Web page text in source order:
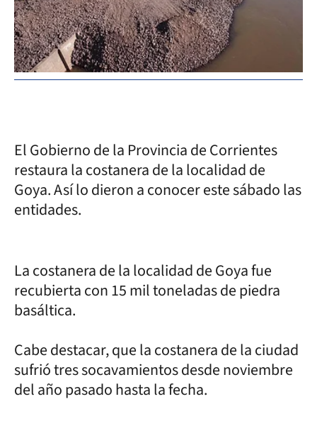
El Gobierno de la Provincia de Corrientes
restaura la costanera de la localidad de
Goya. Así lo dieron a conocer este sábado las
entidades.
La costanera de la localidad de Goya fue
recubierta con 15 mil toneladas de piedra
basáltica.
Cabe destacar, que la costanera de la ciudad
sufrió tres socavamientos desde noviembre
del año pasado hasta la fecha.